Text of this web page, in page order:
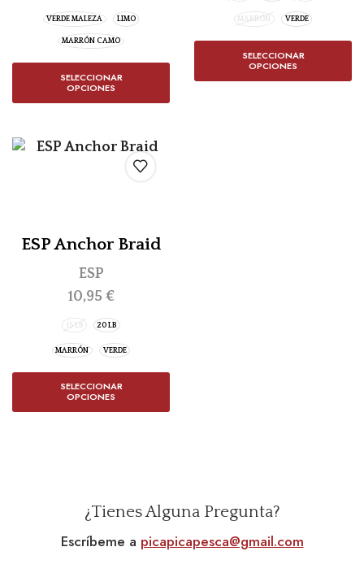
VERDE MALEZA LIMO
MARRÓN CAMO
SELECCIONAR
OPCIONES
MARRÓN VERDE
SELECCIONAR
OPCIONES
ESP Anchor Braid
ESP
10,95 €
15 LB 20 LB
MARRÓN VERDE
SELECCIONAR
OPCIONES
¿Tienes Alguna Pregunta?
Escríbeme a picapicapesca@gmail.com